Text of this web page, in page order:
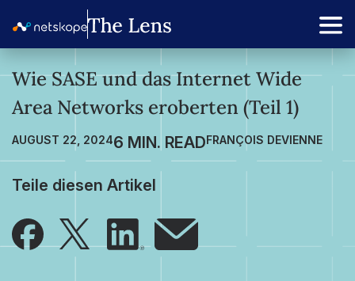
Wie SASE und das Internet Wide
Area Networks eroberten (Teil 1)
AUGUST 22, 2024 FRANÇOIS DEVIENNE
Teile diesen Artikel